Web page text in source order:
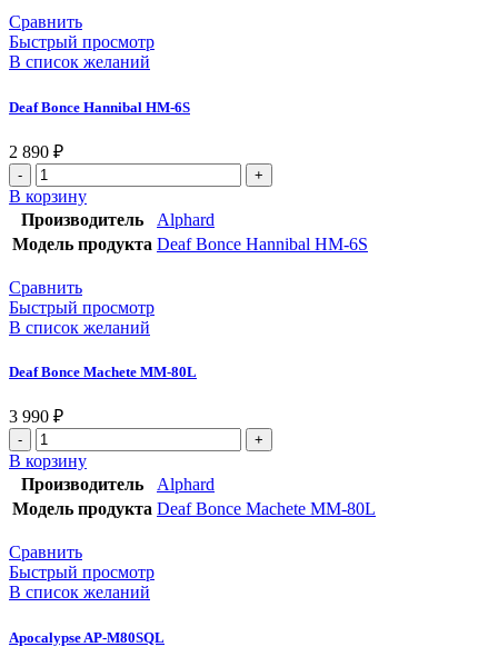
Сравнить
Быстрый просмотр
В список желаний
Deaf Bonce Hannibal HM-6S
2 890 ₽
В корзину
Производитель
Alphard
Модель продукта Deaf Bonce Hannibal HM-6S
Сравнить
Быстрый просмотр
В список желаний
Deaf Bonce Machete MM-80L
3 990 ₽
В корзину
Производитель
Alphard
Модель продукта Deaf Bonce Machete MM-80L
Сравнить
Быстрый просмотр
В список желаний
Apocalypse AP-M80SQL